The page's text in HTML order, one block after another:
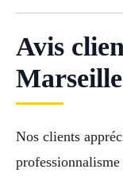
Avis
Nos clients
professionnalisme